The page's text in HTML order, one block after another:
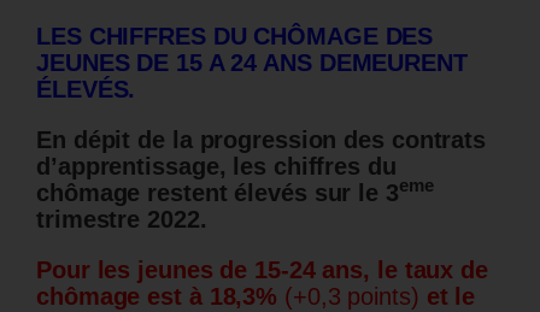
LES CHIFFRES DU CHÔMAGE DES
JEUNES DE 15 A 24 ANS DEMEURENT
ÉLEVÉS.
En dépit de la progression des contrats
d’apprentissage, les chiffres du
chômage restent élevés sur le 3eme
trimestre 2022.
Pour les jeunes de 15-24 ans, le taux de
chômage est à 18,3% (+0,3 points) et le